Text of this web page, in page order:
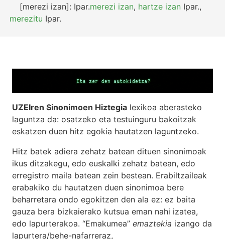
[merezi izan]: Ipar.merezi izan, hartze izan Ipar.,
merezitu Ipar.
UZEIren Sinonimoen Hiztegia lexikoa aberasteko
laguntza da: osatzeko eta testuinguru bakoitzak
eskatzen duen hitz egokia hautatzen laguntzeko.
Hitz batek adiera zehatz batean dituen sinonimoak
ikus ditzakegu, edo euskalki zehatz batean, edo
erregistro maila batean zein bestean. Erabiltzaileak
erabakiko du hautatzen duen sinonimoa bere
beharretara ondo egokitzen den ala ez: ez baita
gauza bera bizkaierako kutsua eman nahi izatea,
edo lapurterakoa. “Emakumea” emaztekia izango da
lapurtera/behe-nafarreraz,